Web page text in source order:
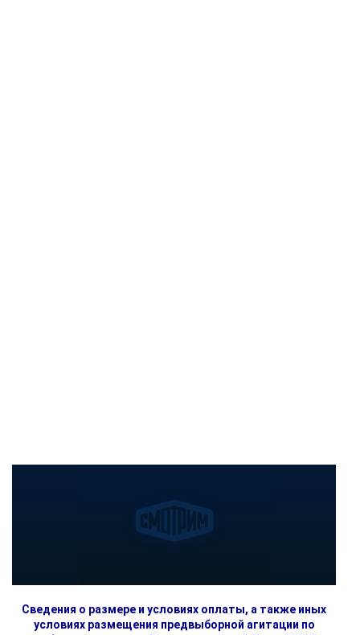
Сведения о размере и условиях оплаты, а также иных
условиях размещения предвыборной агитации по